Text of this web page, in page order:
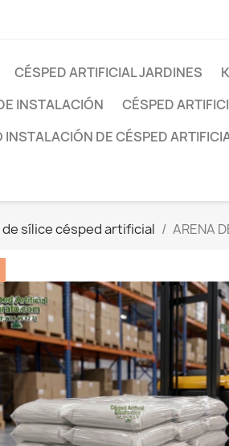
CÉSPED ARTIFICIAL JARDINES
INSTALACIÓN
CÉSPED
INSTALACIÓN DE CÉSPED
sílice césped artificial ARENA